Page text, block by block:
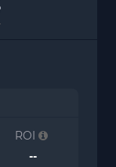
ROI
--